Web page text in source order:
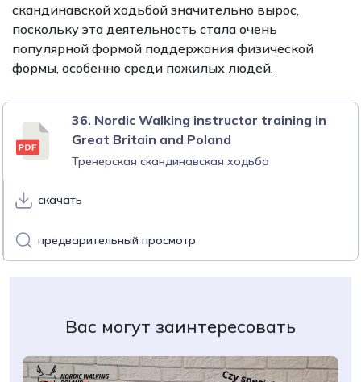
скандинавской ходьбой значительно вырос,
поскольку эта деятельность стала очень
популярной формой поддержания физической
формы, особенно среди пожилых людей.
36. Nordic Walking instructor training in
Great Britain and Poland
Тренерская скандинавская ходьба
скачать
предварительный просмотр
Вас могут заинтересовать